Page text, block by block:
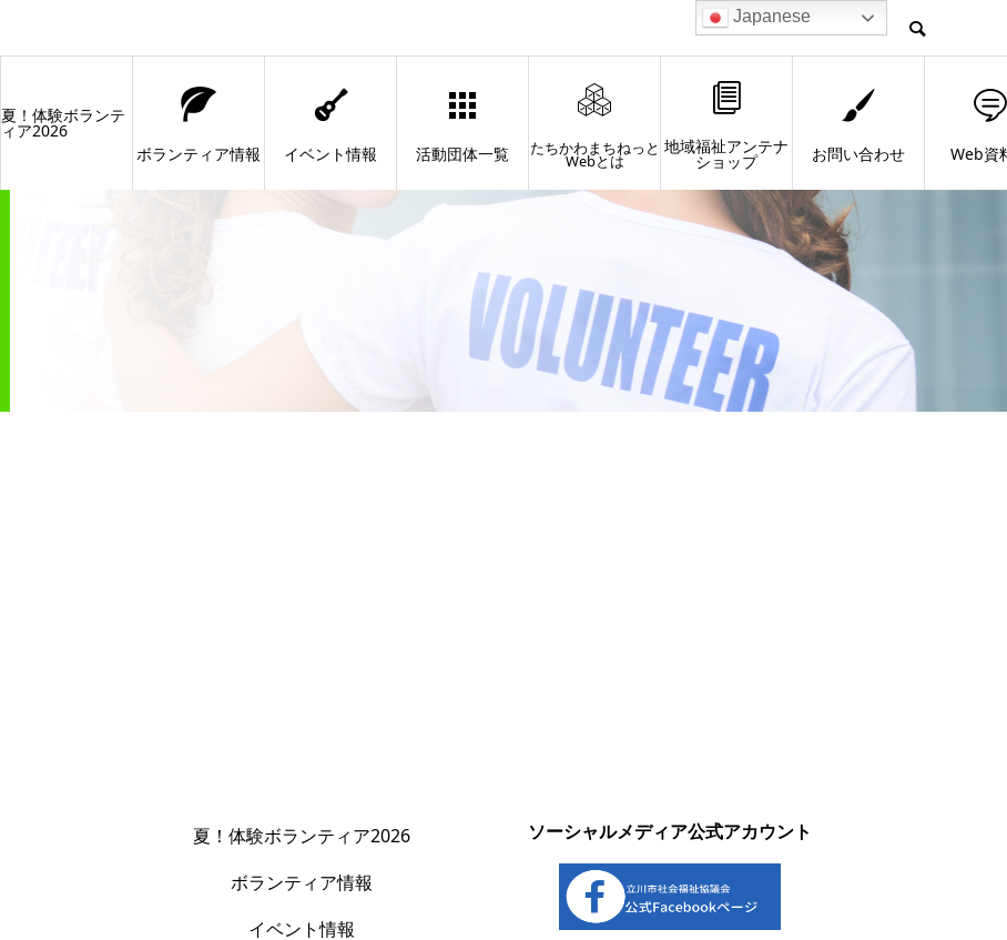
夏！体験ボランテ
ィア2026
ボランティア情報
イベント情報 活動団体一覧 たちかわまちねっと
Webとは
地域福祉アンテナ
ショップ お問い合わせ Web資
夏！体験ボランティア2026
ボランティア情報
イベント情報
ソーシャルメディア公式アカウント
Japanese